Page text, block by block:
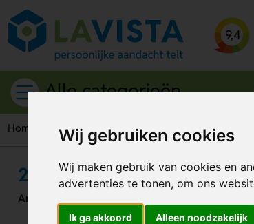
Wij gebruiken cookies
Wij maken gebruik van cookies en
advertenties te tonen, om ons
Ik ga akkoord Alleen noodzakelijk
9,4
Alle categorieën
Home Etenswaren Theezakjes 20 Lipton
20 Lipton theezakjes in
Artikelnummer: